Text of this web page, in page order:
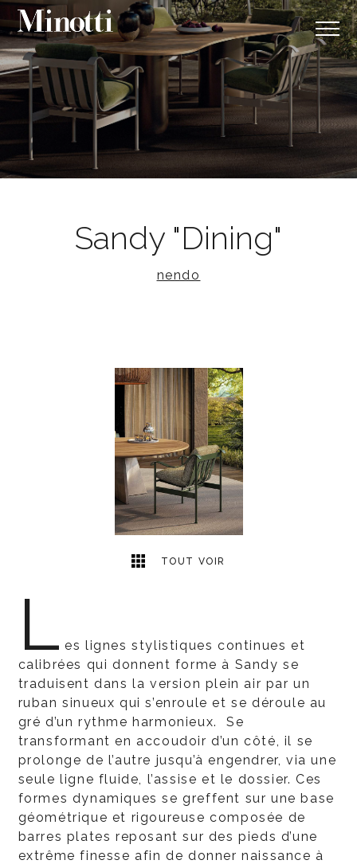
Sandy "Dining"
nendo
TOUT VOIR
L es lignes stylistiques continues et
calibrées qui donnent forme à Sandy se
traduisent dans la version plein air par un
ruban sinueux qui s’enroule et se déroule au
gré d’un rythme harmonieux. Se
transformant en accoudoir d’un côté, il se
prolonge de l’autre jusqu’à engendrer, via une
seule ligne fluide, l’assise et le dossier. Ces
formes dynamiques se greffent sur une base
géométrique et rigoureuse composée de
barres plates reposant sur des pieds d’une
extrême finesse afin de donner naissance à